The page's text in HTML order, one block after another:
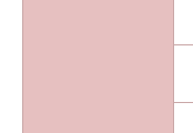
the country